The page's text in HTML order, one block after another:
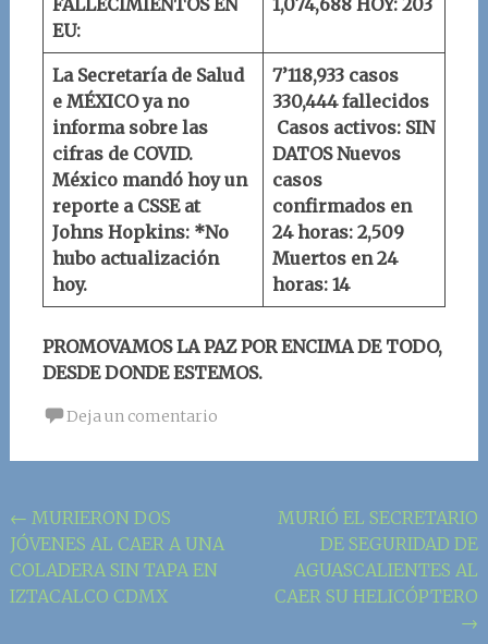
FALLECIMIENTOS EN
EU:
1,074,688 HOY: 203
La Secretaría de Salud
e MÉXICO ya no
informa sobre las
cifras de COVID.
México mandó hoy un
reporte a CSSE at
Johns Hopkins: *No
hubo actualización
hoy.
7’118,933 casos
330,444 fallecidos
Casos activos: SIN
DATOS Nuevos
casos
confirmados en
24 horas: 2,509
Muertos en 24
horas: 14
PROMOVAMOS LA PAZ POR ENCIMA DE TODO,
DESDE DONDE ESTEMOS.
Deja un comentario
Navegación
de
la
← MURIERON DOS
JÓVENES AL CAER A UNA
COLADERA SIN TAPA EN
IZTACALCO CDMX
MURIÓ EL SECRETARIO
DE SEGURIDAD DE
AGUASCALIENTES AL
CAER SU HELICÓPTERO
→